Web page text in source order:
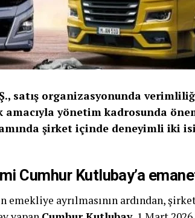
satış organizasyonunda
yönetim kadrosunda
şirket içinde deneyimli iki
Cumhur Kutlubay’a
emekliye ayrılmasının ardından,